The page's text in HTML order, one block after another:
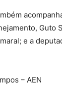
Guto
e a
– AEN